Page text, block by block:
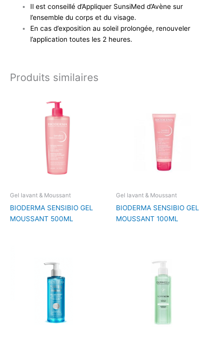
Il est conseillé d’Appliquer SunsiMed d’Avène sur
l’ensemble du corps et du visage.
En cas d’exposition au soleil prolongée, renouveler
l’application toutes les 2 heures.
Produits similaires
Gel lavant & Moussant
BIODERMA SENSIBIO GEL
MOUSSANT 500ML
Gel lavant & Moussant
BIODERMA SENSIBIO GEL
MOUSSANT 100ML